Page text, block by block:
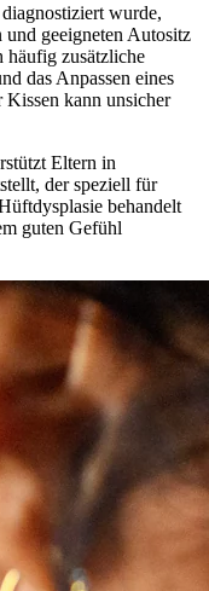
diagnostiziert wurde,
und geeigneten Autositz
häufig zusätzliche
das Anpassen eines
Kissen kann unsicher
Eltern in
der speziell für
behandelt
guten Gefühl